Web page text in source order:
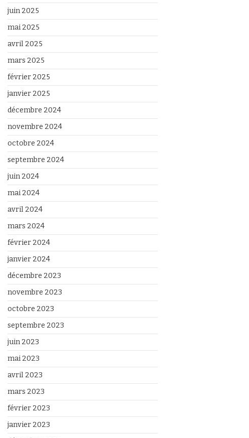
juin 2025
mai 2025
avril 2025
mars 2025
février 2025
janvier 2025
décembre 2024
novembre 2024
octobre 2024
septembre 2024
juin 2024
mai 2024
avril 2024
mars 2024
février 2024
janvier 2024
décembre 2023
novembre 2023
octobre 2023
septembre 2023
juin 2023
mai 2023
avril 2023
mars 2023
février 2023
janvier 2023